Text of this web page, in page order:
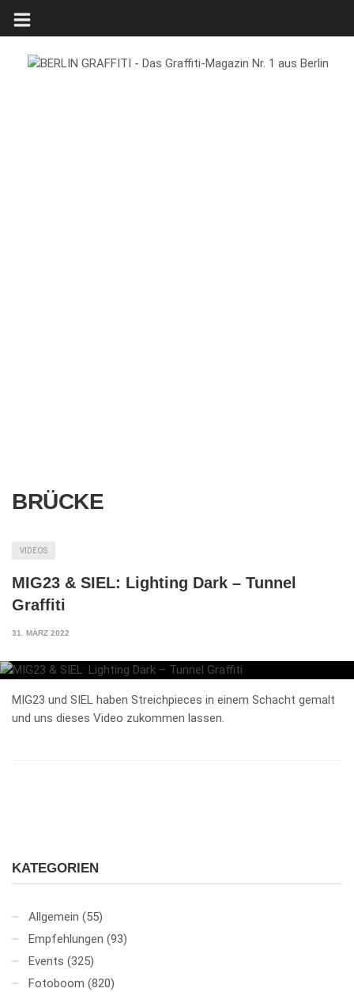
BRÜCKE
VIDEOS
MIG23 & SIEL: Lighting Dark – Tunnel
Graffiti
31. MÄRZ 2022
MIG23 und SIEL haben Streichpieces in einem Schacht gemalt
und uns dieses Video zukommen lassen.
KATEGORIEN
Allgemein (55)
Empfehlungen (93)
Events (325)
Fotoboom (820)